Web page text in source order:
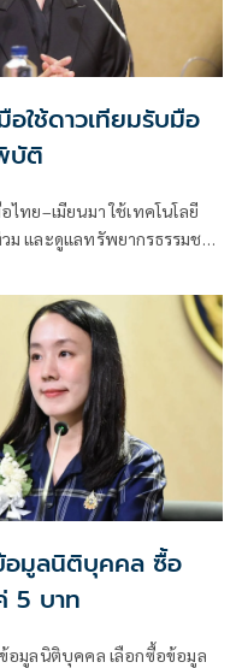
ใช้ดาวเทียมรับมือ
บัติ
ทย–เมียนมา ใช้เทคโนโลยี
ม และดูแลทรัพยากรธรรมชาติ
อมูลนิติบุคคล ซื้อ
5 บาท
อมูลนิติบุคคล เลือกซื้อข้อมูล